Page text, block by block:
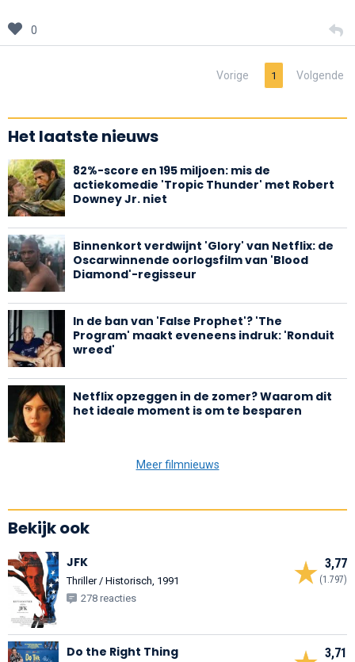
0
Vorige 1 Volgende
Het laatste nieuws
82%-score en 195 miljoen: mis de
actiekomedie 'Tropic Thunder' met Robert
Downey Jr. niet
Binnenkort verdwijnt 'Glory' van Netflix: de
Oscarwinnende oorlogsfilm van 'Blood
Diamond'-regisseur
In de ban van 'False Prophet'? 'The
Program' maakt eveneens indruk: 'Ronduit
wreed'
Netflix opzeggen in de zomer? Waarom dit
het ideale moment is om te besparen
Meer filmnieuws
Bekijk ook
3,77
(1.797)
JFK
Thriller / Historisch, 1991
278 reacties
3,71
Do the Right Thing